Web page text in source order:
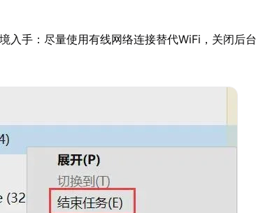
入手：尽量使用有线网络连接替代WiFi，关闭后